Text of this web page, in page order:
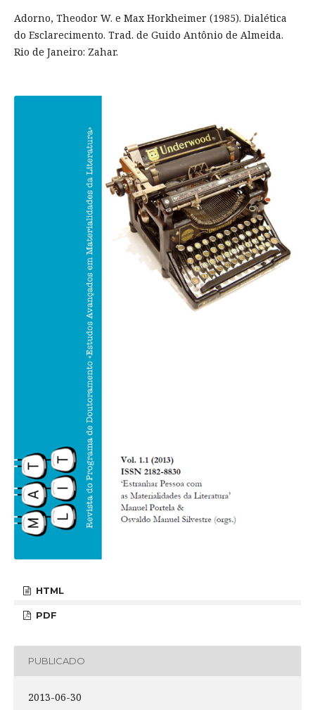
Adorno, Theodor W. e Max Horkheimer (1985). Dialética
do Esclarecimento. Trad. de Guido Antônio de Almeida.
Rio de Janeiro: Zahar.
HTML
PDF
PUBLICADO
2013-06-30